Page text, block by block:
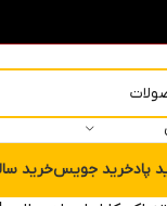
پادخرید جویسخرید